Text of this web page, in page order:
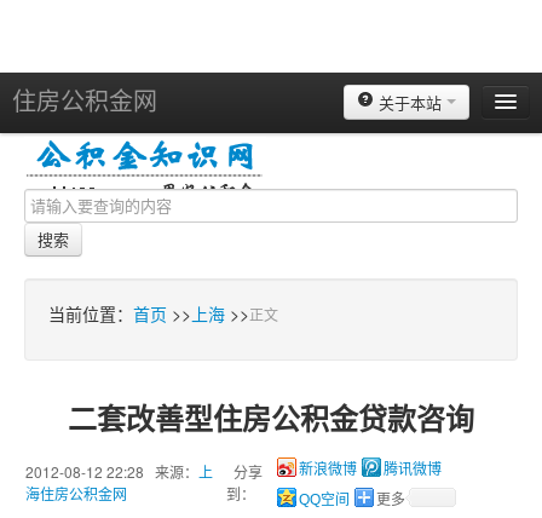
住房公积金网 关于本站
北京
上海
天津
苏州
杭州
宁波
搜索
当前位置： 首页 >> 上海 >>正文
二套改善型住房公积金贷款咨询
2012-08-12 22:28 来源：
上
海住房公积金网
分享
到：
新浪微博
腾讯微博
QQ空间
更多